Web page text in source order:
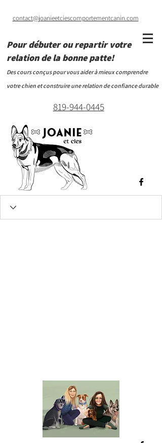
contact@joanieetciescomportementcanin.com
Pour débuter ou repartir votre
relation de la bonne patte!
Des cours conçus pour vous aider à mieux comprendre
votre chien et construire une relation de confiance durable
819-944-0445